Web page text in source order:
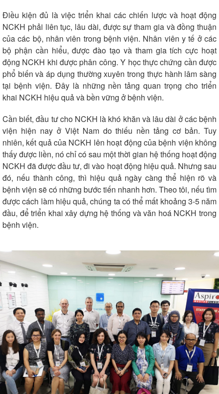
Điều kiện đủ là việc triển khai các chiến lược và hoạt động
NCKH phải liên tục, lâu dài, được sự tham gia và đồng thuận
của các bộ, nhân viên trong bệnh viện. Nhân viên y tế ở các
bộ phận cần hiểu, được đào tạo và tham gia tích cực hoạt
động NCKH khi được phân công. Y học thực chứng cần được
phổ biến và áp dụng thường xuyên trong thực hành lâm sàng
tại bệnh viện. Đây là những nền tảng quan trọng cho triển
khai NCKH hiệu quả và bền vững ở bệnh viện.
Cần biết, đầu tư cho NCKH là khó khăn và lâu dài ở các bệnh
viện hiện nay ở Việt Nam do thiếu nền tảng cơ bản. Tuy
nhiên, kết quả của NCKH lên hoạt động của bệnh viện không
thấy được liền, nó chỉ có sau một thời gian hệ thống hoạt động
NCKH đã được đầu tư, đi vào hoạt động hiệu quả. Nhưng sau
đó, nếu thành công, thì hiệu quả ngày càng thể hiện rõ và
bệnh viện sẽ có những bước tiến nhanh hơn. Theo tôi, nếu tìm
được cách làm hiệu quả, chúng ta có thể mất khoảng 3-5 năm
đầu, để triển khai xây dựng hệ thống và văn hoá NCKH trong
bệnh viện.